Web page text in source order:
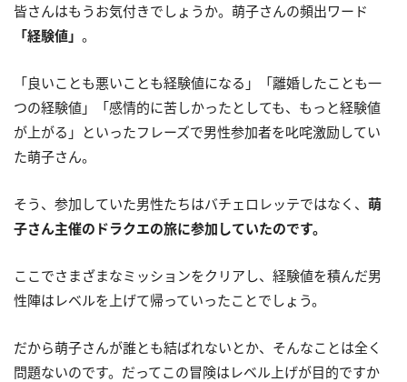
皆さんはもうお気付きでしょうか。萌子さんの頻出ワード
「経験値」 。
「良いことも悪いことも経験値になる」「離婚したことも一
つの経験値」「感情的に苦しかったとしても、もっと経験値
が上がる」といったフレーズで男性参加者を叱咤激励してい
た萌子さん。
そう、参加していた男性たちはバチェロレッテではなく、 萌
子さん主催のドラクエの旅に参加していたのです。
ここでさまざまなミッションをクリアし、経験値を積んだ男
性陣はレベルを上げて帰っていったことでしょう。
だから萌子さんが誰とも結ばれないとか、そんなことは全く
問題ないのです。だってこの冒険はレベル上げが目的ですか